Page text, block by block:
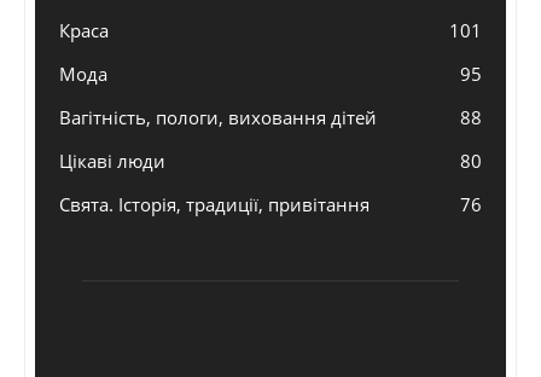
Краса
101
Мода
95
Вагітність, пологи, виховання дітей
88
Цікаві люди
80
Свята. Історія, традиції, привітання
76